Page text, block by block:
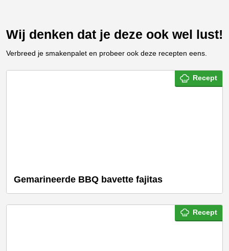
Wij denken dat je deze ook wel lust!
Verbreed je smakenpalet en probeer ook deze recepten eens.
Recept
Gemarineerde BBQ bavette fajitas
Recept